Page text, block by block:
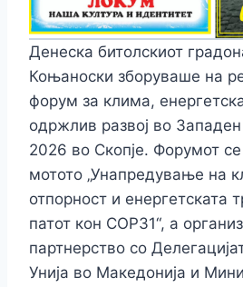
Денеска битолскиот
Коњаноски зборуваше на
форум за клима,
одржлив развој во
2026 во Скопје. Форумот
мотото „Унапредување на
отпорност и енергетската
патот кон COP31“, а
партнерство со
Унија во Македонија и